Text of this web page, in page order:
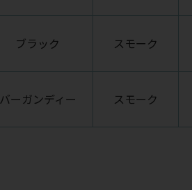
ブラック スモーク
バーガンディー スモーク